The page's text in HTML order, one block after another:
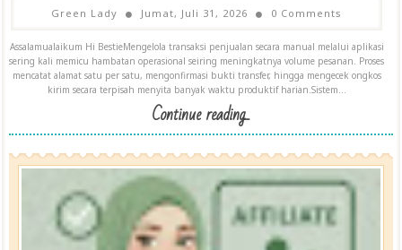
Green Lady Jumat, Juli 31, 2026 0 Comments
Assalamualaikum Hi BestieMengelola transaksi penjualan secara manual melalui aplikasi
sering kali memicu hambatan operasional seiring meningkatnya volume pesanan. Proses
mencatat alamat satu per satu, mengonfirmasi bukti transfer, hingga mengecek ongkos
kirim secara terpisah menyita banyak waktu produktif harian.Sistem...
Continue reading...